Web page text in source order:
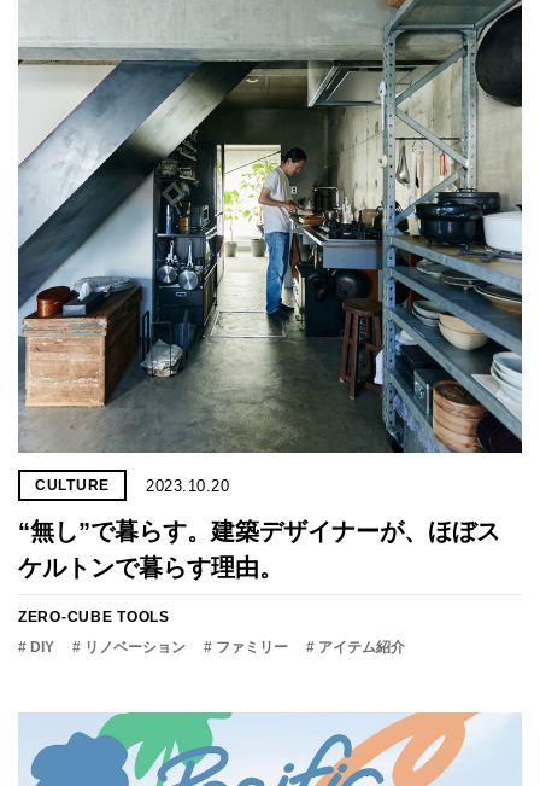
CULTURE 2023.10.20
“無し”で暮らす。建築デザイナーが、ほぼス
ケルトンで暮らす理由。
ZERO-CUBE TOOLS
# DIY
# リノベーション # ファミリー # アイテム紹介